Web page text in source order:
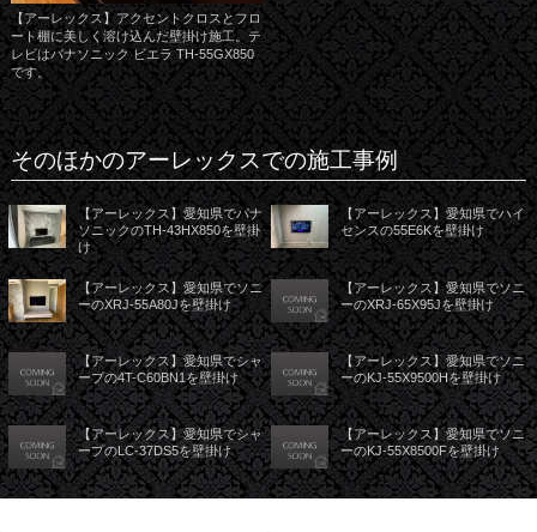
【アーレックス】アクセントクロスとフロ
ート棚に美しく溶け込んだ壁掛け施工。テ
レビはパナソニック ビエラ TH-55GX850
です。
そのほかのアーレックスでの施工事例
【アーレックス】愛知県でパナ
ソニックのTH-43HX850を壁掛
け
【アーレックス】愛知県でハイ
センスの55E6Kを壁掛け
【アーレックス】愛知県でソニ
ーのXRJ-55A80Jを壁掛け
【アーレックス】愛知県でソニ
ーのXRJ-65X95Jを壁掛け
【アーレックス】愛知県でシャ
ープの4T-C60BN1を壁掛け
【アーレックス】愛知県でソニ
ーのKJ-55X9500Hを壁掛け
【アーレックス】愛知県でシャ
ープのLC-37DS5を壁掛け
【アーレックス】愛知県でソニ
ーのKJ-55X8500Fを壁掛け